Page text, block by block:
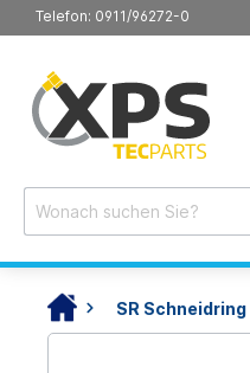
Telefon: 0911/96272-0
SR Schneidring